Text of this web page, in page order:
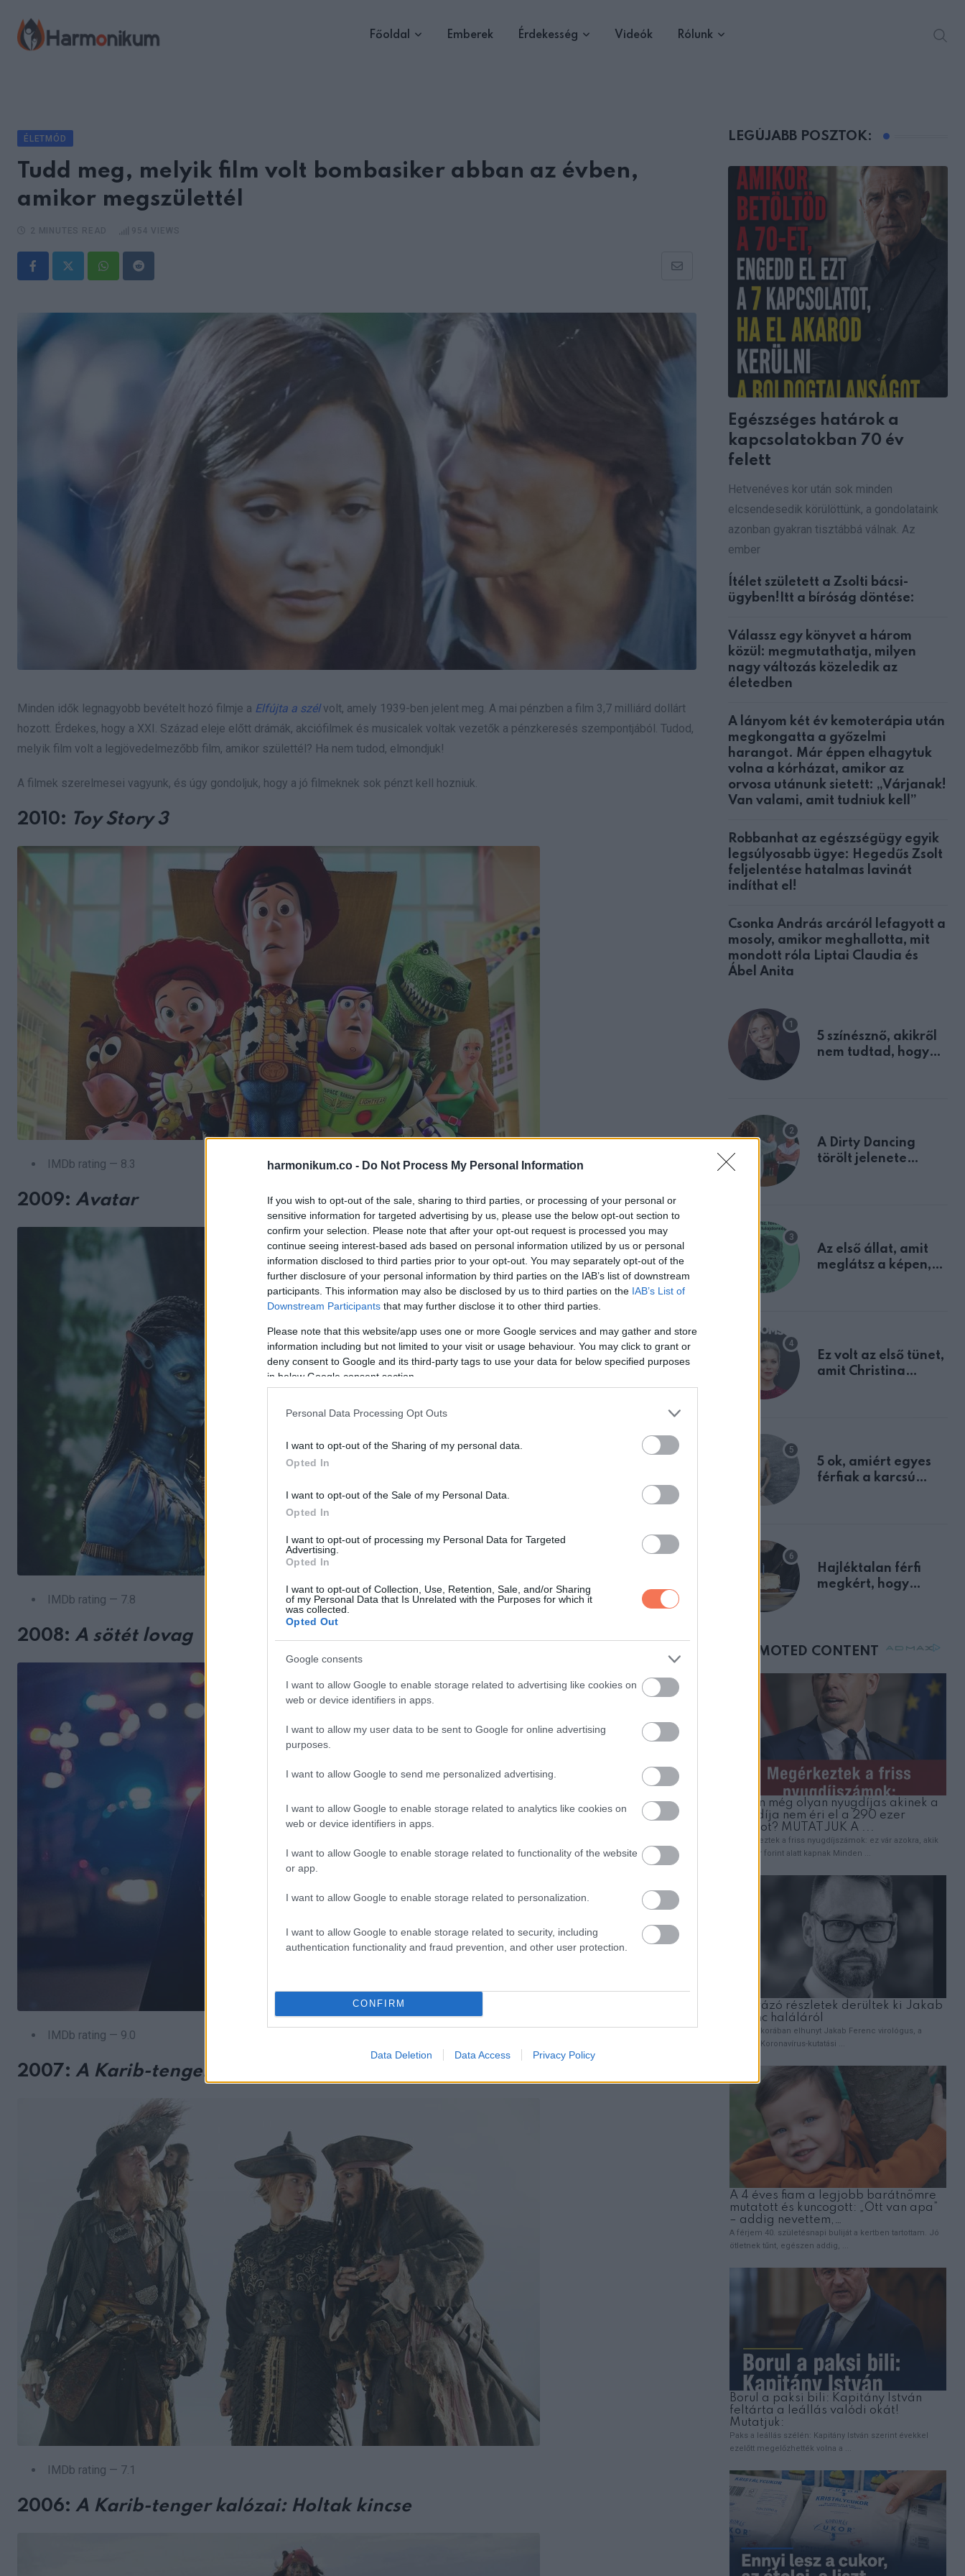
harmonikum.co - Do Not Process My Personal Information
If you wish to opt-out of the sale, sharing to third parties, or processing of your personal or
sensitive information for targeted advertising by us, please use the below opt-out section to
confirm your selection. Please note that after your opt-out request is processed you may
continue seeing interest-based ads based on personal information utilized by us or personal
information disclosed to third parties prior to your opt-out. You may separately opt-out of the
further disclosure of your personal information by third parties on the IAB’s list of downstream
participants. This information may also be disclosed by us to third parties on the IAB’s List of
Downstream Participants that may further disclose it to other third parties.
Please note that this website/app uses one or more Google services and may gather and store
information including but not limited to your visit or usage behaviour. You may click to grant or
deny consent to Google and its third-party tags to use your data for below specified purposes
in below Google consent section.
Personal Data Processing Opt Outs
I want to opt-out of the Sharing of my personal data.
Opted In
I want to opt-out of the Sale of my Personal Data.
Opted In
I want to opt-out of processing my Personal Data for Targeted
Advertising.
Opted In
I want to opt-out of Collection, Use, Retention, Sale, and/or Sharing
of my Personal Data that Is Unrelated with the Purposes for which it
was collected.
Opted Out
Google consents
I want to allow Google to enable storage related to advertising like cookies on
web or device identifiers in apps.
I want to allow my user data to be sent to Google for online advertising
purposes.
I want to allow Google to send me personalized advertising.
I want to allow Google to enable storage related to analytics like cookies on
web or device identifiers in apps.
I want to allow Google to enable storage related to functionality of the website
or app.
I want to allow Google to enable storage related to personalization.
I want to allow Google to enable storage related to security, including
authentication functionality and fraud prevention, and other user protection.
CONFIRM
Data Deletion Data Access Privacy Policy
content
Főoldal Emberek Érdekesség Videók Rólunk
ÉLETMÓD
Tudd meg, melyik film volt bombasiker abban az évben,
amikor megszülettél
WhatsappReddit
Share
Email
Minden idők legnagyobb bevételt hozó filmje a Elfújta a szélvolt, amely 1939-ben jelent meg. A mai pénzben a film 3,7 milliárd dollárt
hozott. Érdekes, hogy a XXI. Század eleje előtt drámák, akciófilmek és musicalek voltak vezetők a pénzkeresés szempontjából. Tudod,
melyik film volt a legjövedelmezőbb film, amikor születtél? Ha nem tudod, elmondjuk!
A filmek szerelmesei vagyunk, és úgy gondoljuk, hogy a jó filmeknek sok pénzt kell hozniuk.
2010: Toy Story 3
IMDb rating — 8.3
2009: Avatar
IMDb rating — 7.8
2008: A sötét lovag
IMDb rating — 9.0
2007: A Karib-tenger kalózai: A világ végén
IMDb rating — 7.1
2006: A Karib-tenger kalózai: Holtak kincse
LEGÚJABB POSZTOK:
Egészséges határok a
kapcsolatokban 70 év
felett
Hetvenéves kor után sok minden
elcsendesedik körülöttünk, a gondolataink
azonban gyakran tisztábbá válnak. Az
ember
Ítélet született a Zsolti bácsi-
ügyben!Itt a bíróság döntése:
Válassz egy könyvet a három
közül: megmutathatja, milyen
nagy változás közeledik az
életedben
A lányom két év kemoterápia után
megkongatta a győzelmi
harangot. Már éppen elhagytuk
volna a kórházat, amikor az
orvosa utánunk sietett: „Várjanak!
Van valami, amit tudniuk kell”
Robbanhat az egészségügy egyik
legsúlyosabb ügye: Hegedűs Zsolt
feljelentése hatalmas lavinát
indíthat el!
Csonka András arcáról lefagyott a
mosoly, amikor meghallotta, mit
mondott róla Liptai Claudia és
Ábel Anita
5 színésznő, akikről
nem tudtad, hogy
A Dirty Dancing
törölt jelenete
Az első állat, amit
meglátsz a képen,
Ez volt az első tünet,
amit Christina
5 ok, amiért egyes
férfiak a karcsú
Hajléktalan férfi
megkért, hogy
mellettem ült az első